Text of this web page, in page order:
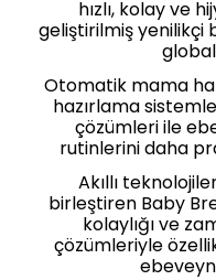
hızlı, kolay ve
geliştirilmiş yenilikçi
Otomatik mama
hazırlama
çözümleri ile
rutinlerini daha
Akıllı
birleştiren Baby
kolaylığı ve
çözümleriyle